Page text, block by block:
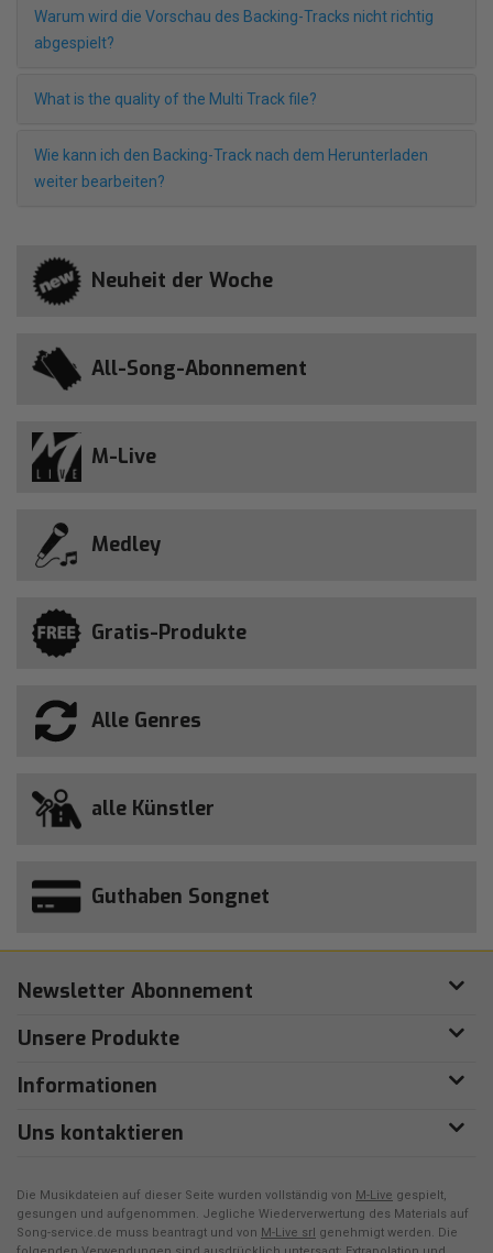
Warum wird die Vorschau des Backing-Tracks nicht richtig
abgespielt?
What is the quality of the Multi Track file?
Wie kann ich den Backing-Track nach dem Herunterladen
weiter bearbeiten?
Neuheit der Woche
All-Song-Abonnement
M-Live
Medley
Gratis-Produkte
Alle Genres
alle Künstler
Guthaben Songnet
Newsletter Abonnement
Unsere Produkte
Informationen
Uns kontaktieren
Die Musikdateien auf dieser Seite wurden vollständig von M-Live gespielt,
gesungen und aufgenommen. Jegliche Wiederverwertung des Materials auf
Song-service.de muss beantragt und von M-Live srl genehmigt werden. Die